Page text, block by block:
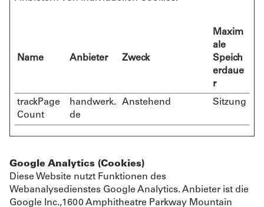
Name Anbieter Zweck
Maxim
ale
Speich
erdaue
r
trackPage
Count
handwerk.
de
Anstehend Sitzung
Google Analytics (Cookies)
Diese Website nutzt Funktionen des
Webanalysedienstes Google Analytics. Anbieter ist die
Google Inc.,1600 Amphitheatre Parkway Mountain